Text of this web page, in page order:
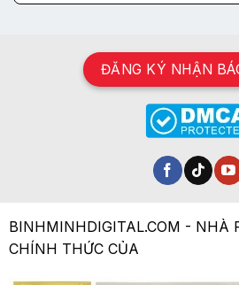
ĐĂNG KÝ NHẬN
BINHMINHDIGITAL.COM - NHÀ
CHÍNH THỨC CỦA